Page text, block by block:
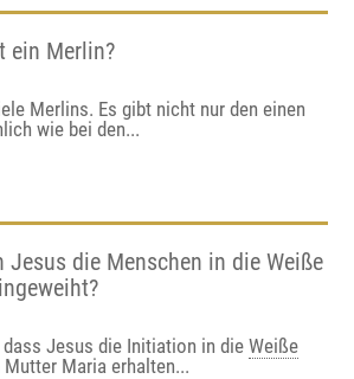
ein Merlin?
Merlins. Es gibt nicht nur den einen
wie bei den...
Jesus die Menschen in die Weiße
dass Jesus die Initiation in dieWeiße
Mutter Maria erhalten...